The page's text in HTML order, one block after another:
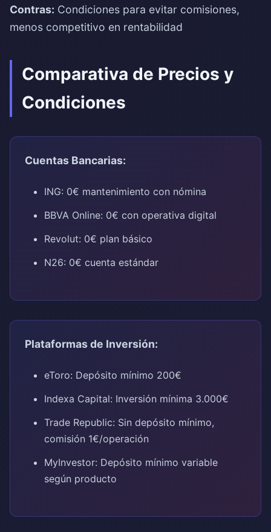
Contras: Condiciones para evitar comisiones,
menos competitivo en rentabilidad
Comparativa de Precios y
Condiciones
Cuentas Bancarias:
ING: 0€ mantenimiento con nómina
BBVA Online: 0€ con operativa digital
Revolut: 0€ plan básico
N26: 0€ cuenta estándar
Plataformas de Inversión:
eToro: Depósito mínimo 200€
Indexa Capital: Inversión mínima 3.000€
Trade Republic: Sin depósito mínimo,
comisión 1€/operación
MyInvestor: Depósito mínimo variable
según producto